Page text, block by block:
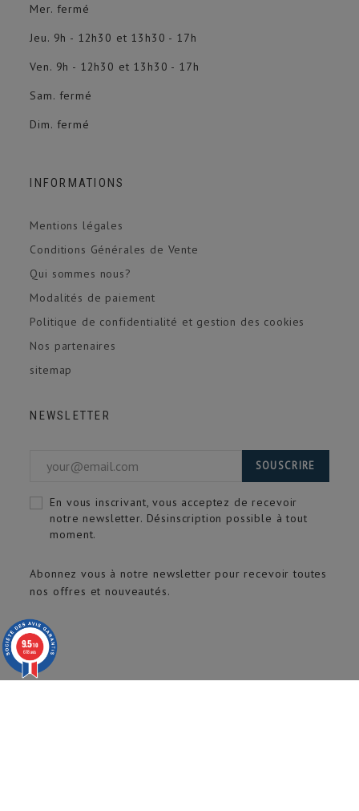
Mer. fermé
Jeu. 9h - 12h30 et 13h30 - 17h
Ven. 9h - 12h30 et 13h30 - 17h
Sam. fermé
Dim. fermé
INFORMATIONS
Mentions légales
Conditions Générales de Vente
Qui sommes nous?
Modalités de paiement
Politique de confidentialité et gestion des cookies
Nos partenaires
sitemap
NEWSLETTER
Abonnez vous à notre newsletter pour recevoir toutes
nos offres et nouveautés.
SOUSCRIRE
En vous inscrivant, vous acceptez de recevoir
notre newsletter. Désinscription possible à tout
moment.
9.5/10
618 avis